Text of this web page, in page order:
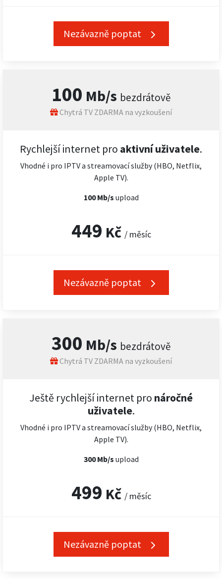
Nezávazně poptat
100 Mb/s bezdrátově
Chytrá TV ZDARMA na vyzkoušení
Rychlejší internet pro aktivní uživatele.
Vhodné i pro IPTV a streamovací služby (HBO, Netflix,
Apple TV).
100 Mb/s upload
449 Kč / měsíc
Nezávazně poptat
300 Mb/s bezdrátově
Chytrá TV ZDARMA na vyzkoušení
Ještě rychlejší internet pro náročné
uživatele.
Vhodné i pro IPTV a streamovací služby (HBO, Netflix,
Apple TV).
300 Mb/s upload
499 Kč / měsíc
Nezávazně poptat